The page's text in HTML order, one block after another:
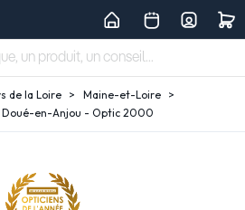
de la Loire
Maine-et-Loire
Doué-en-Anjou - Optic 2000